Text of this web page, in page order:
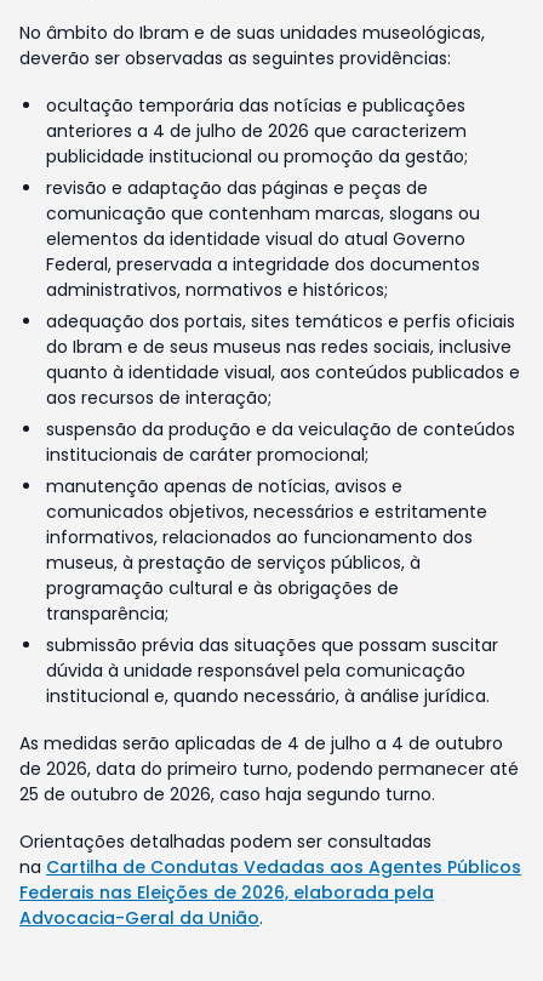
No âmbito do Ibram e de suas unidades museológicas,
deverão ser observadas as seguintes providências:
ocultação temporária das notícias e publicações
anteriores a 4 de julho de 2026 que caracterizem
publicidade institucional ou promoção da gestão;
revisão e adaptação das páginas e peças de
comunicação que contenham marcas, slogans ou
elementos da identidade visual do atual Governo
Federal, preservada a integridade dos documentos
administrativos, normativos e históricos;
adequação dos portais, sites temáticos e perfis oficiais
do Ibram e de seus museus nas redes sociais, inclusive
quanto à identidade visual, aos conteúdos publicados e
aos recursos de interação;
suspensão da produção e da veiculação de conteúdos
institucionais de caráter promocional;
manutenção apenas de notícias, avisos e
comunicados objetivos, necessários e estritamente
informativos, relacionados ao funcionamento dos
museus, à prestação de serviços públicos, à
programação cultural e às obrigações de
transparência;
submissão prévia das situações que possam suscitar
dúvida à unidade responsável pela comunicação
institucional e, quando necessário, à análise jurídica.
As medidas serão aplicadas de 4 de julho a 4 de outubro
de 2026, data do primeiro turno, podendo permanecer até
25 de outubro de 2026, caso haja segundo turno.
Orientações detalhadas podem ser consultadas
na Cartilha de Condutas Vedadas aos Agentes Públicos
Federais nas Eleições de 2026, elaborada pela
Advocacia-Geral da União.